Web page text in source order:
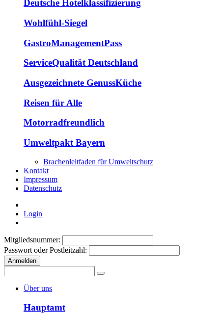
Deutsche Hotelklassifizierung
Wohlfühl-Siegel
GastroManagementPass
ServiceQualität Deutschland
Ausgezeichnete GenussKüche
Reisen für Alle
Motorradfreundlich
Umweltpakt Bayern
Brachenleitfaden für Umweltschutz
Kontakt
Impressum
Datenschutz
Login
Mitgliedsnummer:
Passwort oder Postleitzahl:
Anmelden
Über uns
Hauptamt